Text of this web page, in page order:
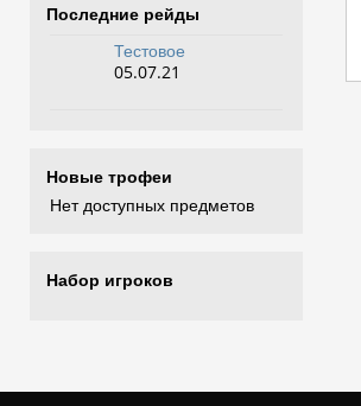
Последние рейды
Тестовое
05.07.21
Новые трофеи
Нет доступных предметов
Набор игроков